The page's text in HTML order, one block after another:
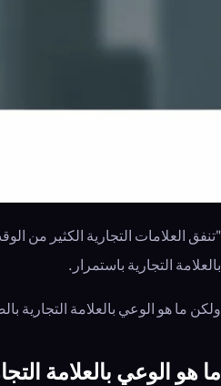
"تنفق العلامات التجارية الكثير من
بالعلامة التجارية باستمرار.
ولكن ما هو الوعي بالعلامة التجارية
ما هو الوعي بالعلامة